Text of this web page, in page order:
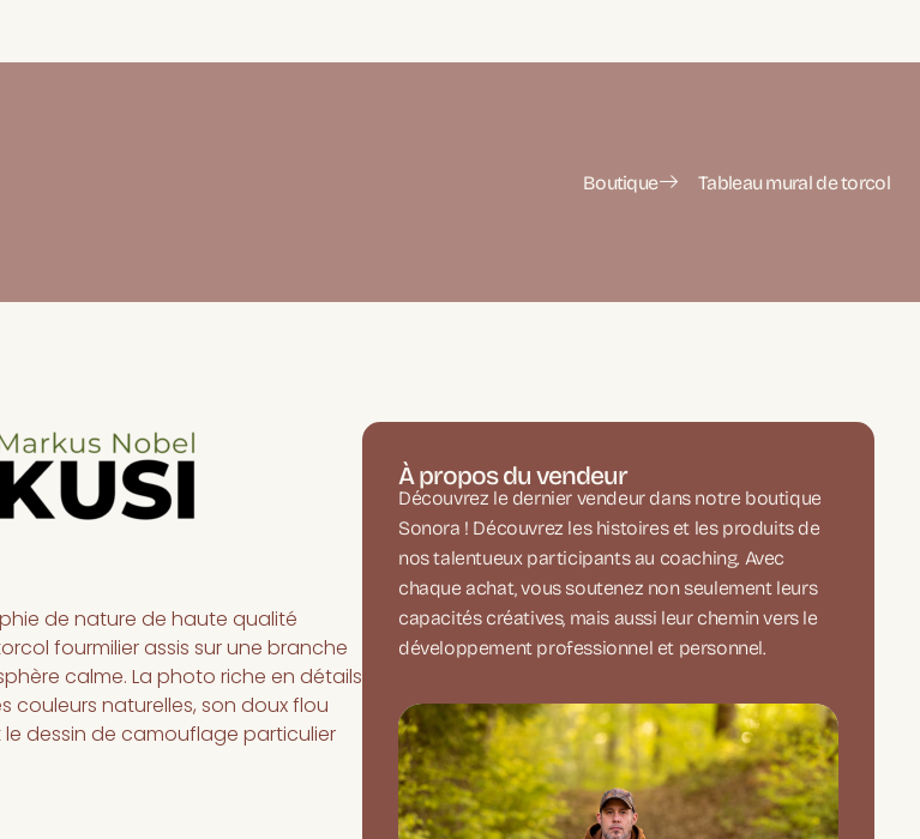
Boutique Tableau mural de torcol
de nature de haute qualité
fourmilier assis sur une branche
calme. La photo riche en détails
couleurs naturelles, son doux flou
dessin de camouflage particulier
À propos du vendeur
Découvrez le dernier vendeur dans notre boutique
Sonora ! Découvrez les histoires et les produits de
nos talentueux participants au coaching. Avec
chaque achat, vous soutenez non seulement leurs
capacités créatives, mais aussi leur chemin vers le
développement professionnel et personnel.